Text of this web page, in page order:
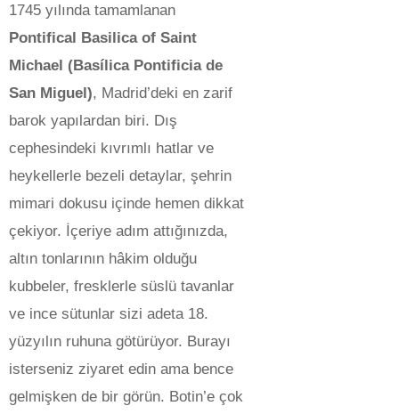
1745 yılında tamamlanan
Pontifical Basilica of Saint
Michael (Basílica Pontificia de
San Miguel), Madrid’deki en zarif
barok yapılardan biri. Dış
cephesindeki kıvrımlı hatlar ve
heykellerle bezeli detaylar, şehrin
mimari dokusu içinde hemen dikkat
çekiyor. İçeriye adım attığınızda,
altın tonlarının hâkim olduğu
kubbeler, fresklerle süslü tavanlar
ve ince sütunlar sizi adeta 18.
yüzyılın ruhuna götürüyor. Burayı
isterseniz ziyaret edin ama bence
gelmişken de bir görün. Botin’e çok